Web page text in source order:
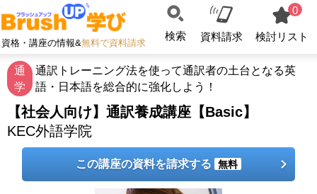
資格・講座の情報&無料で資料請求
検索 資料請求
0
検討リスト
通
学
通訳トレーニング法を使って通訳者の土台となる英
語・日本語を総合的に強化しよう！
【社会人向け】通訳養成講座【Basic】
KEC外語学院
この講座の資料を請求する 無料